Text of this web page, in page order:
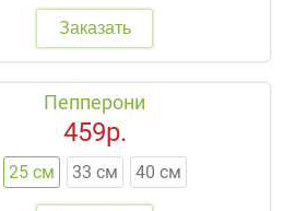
Заказать
Пепперони
25 см 33 см 40 см
459р.